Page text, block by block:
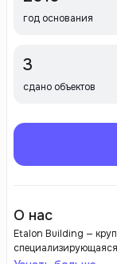
год основания
3
сдано объектов
О нас
Etalon Building —